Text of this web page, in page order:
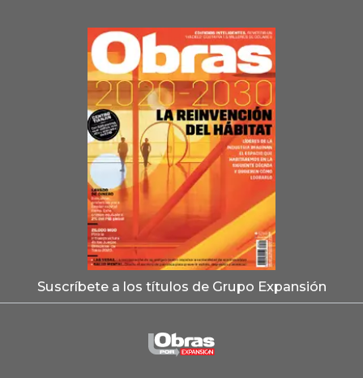
Suscríbete a los títulos de Grupo Expansión